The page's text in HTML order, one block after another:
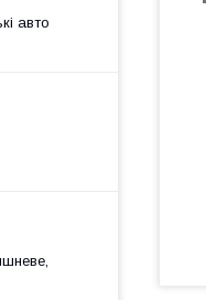
авто